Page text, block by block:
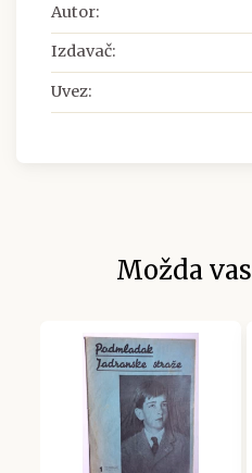
Autor:
Izdavač:
Uvez:
Možda